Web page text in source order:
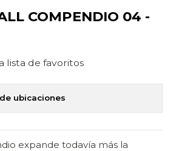
COMPENDIO 04 -
lista de favoritos
ubicaciones
expande todavía más la